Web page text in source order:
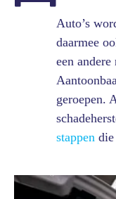
Auto’s
daarmee
een
geroepen.
stappen